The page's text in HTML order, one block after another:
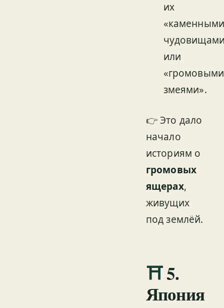
их
«каменными
или
«громовыми
змеями».
👉 Это дало
начало
историям о
громовых
ящерах,
живущих
под землёй.
⛩️5.
Япония